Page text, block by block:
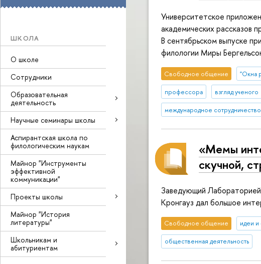
ШКОЛА
О школе
Сотрудники
Образовательная
деятельность
Научные семинары школы
Аспирантская школа по
филологическим наукам
Майнор "Инструменты
эффективной
коммуникации"
Проекты школы
Майнор "История
литературы"
Школьникам и
абитуриентам
Университетское
академических
В сентябрьском выпуске
филологии Миры
Свободное общение "Окна
профессора взгляд ученого
международное сотрудничество
«Мемы
скучной,
Заведующий
Кронгауз дал большое
Свободное общение идеи и
общественная деятельность